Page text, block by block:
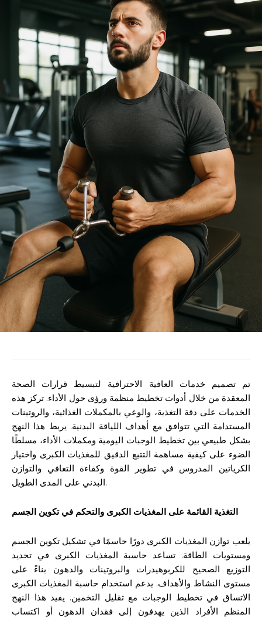
تم تصميم خدمات العافية الاحترافية لتبسيط قرارات الصحة
المعقدة من خلال أدوات تخطيط منظمة ورؤى حول الأداء. تركز هذه
الخدمات على دقة التغذية، والوعي بالمكملات الغذائية، والروتينات
المستدامة التي تتوافق مع أهداف اللياقة البدنية. يربط هذا النهج
بشكل طبيعي بين تخطيط الوجبات اليومية ومكملات الأداء، مسلطًا
الضوء على كيفية مساهمة التتبع الدقيق للمغذيات الكبرى واختيار
الكرياتين المدروس في تطوير القوة وكفاءة التعافي والتوازن
البدني على المدى الطويل.
التغذية القائمة على المغذيات الكبرى والتحكم في تكوين الجسم
يلعب توازن المغذيات الكبرى دورًا حاسمًا في تشكيل تكوين الجسم
ومستويات الطاقة. تساعد حاسبة المغذيات الكبرى في تحديد
التوزيع الصحيح للكربوهيدرات والبروتينات والدهون بناءً على
مستوى النشاط والأهداف. يدعم استخدام حاسبة المغذيات الكبرى
الاتساق في تخطيط الوجبات مع تقليل التخمين. يفيد هذا النهج
المنظم الأفراد الذين يهدفون إلى فقدان الدهون أو اكتساب